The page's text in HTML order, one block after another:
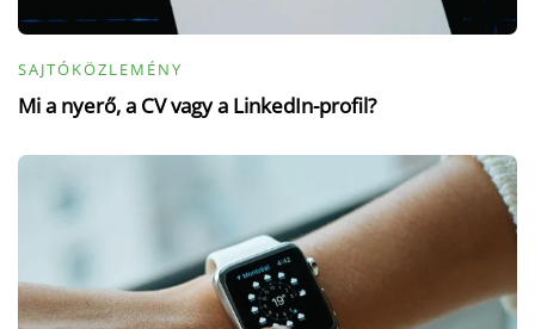
SAJTÓKÖZLEMÉNY
Mi a nyerő, a CV vagy a LinkedIn-profil?